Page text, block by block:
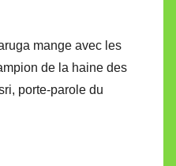
mange avec les
de la haine des
porte-parole du